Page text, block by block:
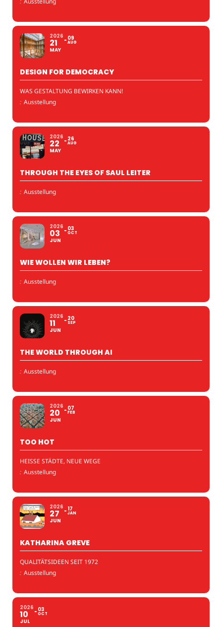
2026
21
MAY
09
AUG
DESIGN FOR DEMOCRACY
WAS GESTALTUNG BEWIRKEN KANN!
: Ausstellung
2026
22
MAY
26
AUG
THROUGH THE EYES OF SAUL LEITER
: Ausstellung
2026
03
JUN
03
OCT
WIE WOLLEN WIR LEBEN?
: Ausstellung
2026
11
JUN
20
SEP
THE WORLD THROUGH AI
: Ausstellung
2026
20
JUN
07
FEB
TOO HOT
HEISSE STÄDTE, NEUE WEGE
: Ausstellung
2026
27
JUN
17
JAN
KATHARINA GREVE
QUALITÄTSIDEEN SEIT 1972
: Ausstellung
2026
10
JUL
03
OCT